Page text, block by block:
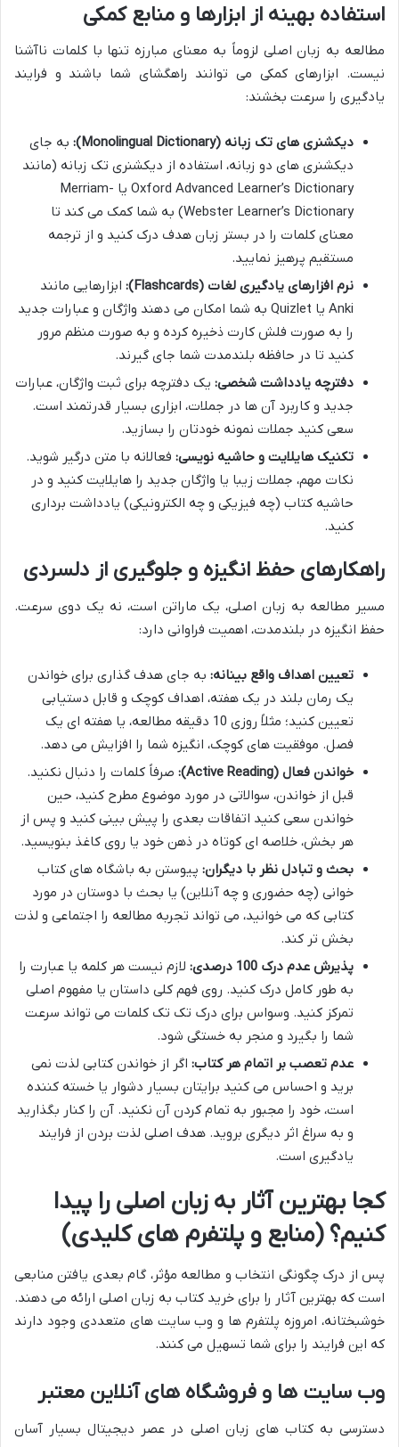
استفاده بهینه از ابزارها و منابع کمکی
مطالعه به زبان اصلی لزوماً به معنای مبارزه تنها با کلمات ناآشنا
نیست. ابزارهای کمکی می توانند راهگشای شما باشند و فرایند
یادگیری را سرعت بخشند:
دیکشنری های تک زبانه (Monolingual Dictionary):
به جای
دیکشنری های دو زبانه، استفاده از دیکشنری تک زبانه (مانند
Oxford Advanced Learner’s Dictionary یا Merriam-
Webster Learner’s Dictionary) به شما کمک می کند تا
معنای کلمات را در بستر زبان هدف درک کنید و از ترجمه
مستقیم پرهیز نمایید.
نرم افزارهای یادگیری لغات (Flashcards):
ابزارهایی مانند
Anki یا Quizlet به شما امکان می دهند واژگان و عبارات جدید
را به صورت فلش کارت ذخیره کرده و به صورت منظم مرور
کنید تا در حافظه بلندمدت شما جای گیرند.
دفترچه یادداشت شخصی: یک دفترچه برای ثبت واژگان، عبارات
جدید و کاربرد آن ها در جملات، ابزاری بسیار قدرتمند است.
سعی کنید جملات نمونه خودتان را بسازید.
تکنیک هایلایت و حاشیه نویسی: فعالانه با متن درگیر شوید.
نکات مهم، جملات زیبا یا واژگان جدید را هایلایت کنید و در
حاشیه کتاب (چه فیزیکی و چه الکترونیکی) یادداشت برداری
کنید.
راهکارهای حفظ انگیزه و جلوگیری از دلسردی
مسیر مطالعه به زبان اصلی، یک ماراتن است، نه یک دوی سرعت.
حفظ انگیزه در بلندمدت، اهمیت فراوانی دارد:
تعیین اهداف واقع بینانه: به جای هدف گذاری برای خواندن
یک رمان بلند در یک هفته، اهداف کوچک و قابل دستیابی
تعیین کنید؛ مثلاً روزی 10 دقیقه مطالعه، یا هفته ای یک
فصل. موفقیت های کوچک، انگیزه شما را افزایش می دهد.
خواندن فعال (Active Reading):
صرفاً کلمات را دنبال نکنید.
قبل از خواندن، سوالاتی در مورد موضوع مطرح کنید، حین
خواندن سعی کنید اتفاقات بعدی را پیش بینی کنید و پس از
هر بخش، خلاصه ای کوتاه در ذهن خود یا روی کاغذ بنویسید.
بحث و تبادل نظر با دیگران: پیوستن به باشگاه های کتاب
خوانی (چه حضوری و چه آنلاین) یا بحث با دوستان در مورد
کتابی که می خوانید، می تواند تجربه مطالعه را اجتماعی و لذت
بخش تر کند.
پذیرش عدم درک 100 درصدی:
لازم نیست هر کلمه یا عبارت را
به طور کامل درک کنید. روی فهم کلی داستان یا مفهوم اصلی
تمرکز کنید. وسواس برای درک تک تک کلمات می تواند سرعت
شما را بگیرد و منجر به خستگی شود.
عدم تعصب بر اتمام هر کتاب: اگر از خواندن کتابی لذت نمی
برید و احساس می کنید برایتان بسیار دشوار یا خسته کننده
است، خود را مجبور به تمام کردن آن نکنید. آن را کنار بگذارید
و به سراغ اثر دیگری بروید. هدف اصلی لذت بردن از فرایند
یادگیری است.
کجا بهترین آثار به زبان اصلی را پیدا
کنیم؟ (منابع و پلتفرم های کلیدی)
پس از درک چگونگی انتخاب و مطالعه مؤثر، گام بعدی یافتن منابعی
است که بهترین آثار را برای خرید کتاب به زبان اصلی ارائه می دهند.
خوشبختانه، امروزه پلتفرم ها و وب سایت های متعددی وجود دارند
که این فرایند را برای شما تسهیل می کنند.
وب سایت ها و فروشگاه های آنلاین معتبر
دسترسی به کتاب های زبان اصلی در عصر دیجیتال بسیار آسان